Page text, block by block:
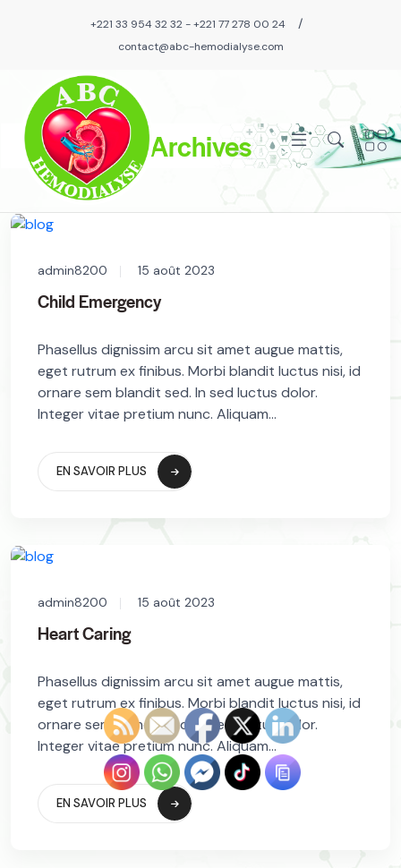
+221 33 954 32 32 - +221 77 278 00 24 /
contact@abc-hemodialyse.com
Archives
admin8200 15 août 2023
Child Emergency
Phasellus dignissim arcu sit amet augue mattis,
eget rutrum ex finibus. Morbi blandit luctus nisi, id
ornare sem blandit sed. In sed luctus dolor.
Integer vitae pretium nunc. Aliquam...
EN SAVOIR PLUS
admin8200 15 août 2023
Heart Caring
Phasellus dignissim arcu sit amet augue mattis,
eget rutrum ex finibus. Morbi blandit luctus nisi, id
ornare sem blandit sed. In sed luctus dolor.
Integer vitae pretium nunc. Aliquam...
EN SAVOIR PLUS